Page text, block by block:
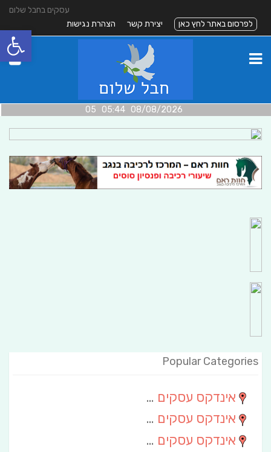
פתח
עסקים בחבל שלום
לפרסום באתר לחץ כאן
יצירת קשר הצהרת נגישות
08/08/2026 05:44 05
Popular Categories
אינדקס עסקים מרחבי
אינדקס עסקים חבל שלום
אינדקס עסקים ארצי